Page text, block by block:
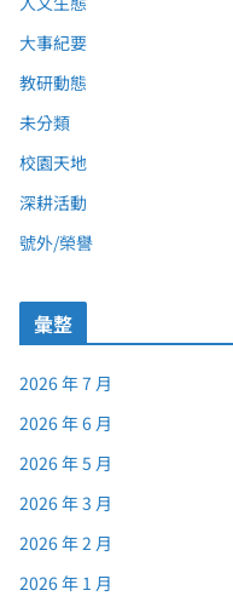
大事紀要
教研動態
未分類
校園天地
深耕活動
號外/榮譽
彙整
2026 年 7 月
2026 年 6 月
2026 年 5 月
2026 年 3 月
2026 年 2 月
2026 年 1 月